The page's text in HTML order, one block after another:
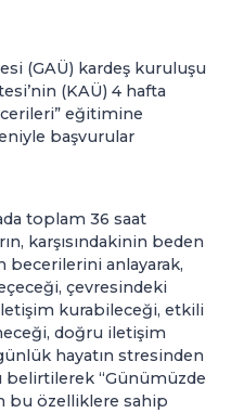
(GAÜ) kardeş kuruluşu
(KAÜ) 4 hafta
eğitimine
başvurular
toplam 36 saat
karşısındakinin beden
anlayarak,
çevresindeki
kurabileceği, etkili
doğru iletişim
hayatın stresinden
belirtilerek “Günümüzde
bu özelliklere sahip